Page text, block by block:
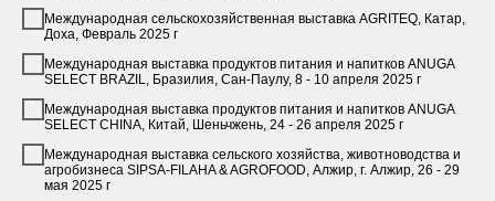
Международная сельскохозяйственная выставка AGRITEQ, Катар,
Доха, Февраль 2025 г
Международная выставка продуктов питания и напитков ANUGA
SELECT BRAZIL, Бразилия, Сан-Паулу, 8 - 10 апреля 2025 г
Международная выставка продуктов питания и напитков ANUGA
SELECT CHINA, Китай, Шеньчжень, 24 - 26 апреля 2025 г
Международная выставка сельского хозяйства, животноводства и
агробизнеса SIPSA-FILAHA & AGROFOOD, Алжир, г. Алжир, 26 - 29
мая 2025 г